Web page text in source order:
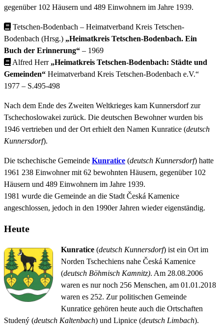
gegenüber 102 Häusern und 489 Einwohnern im Jahre 1939.
Tetschen-Bodenbach – Heimatverband Kreis Tetschen-
Bodenbach (Hrsg.) „Heimatkreis Tetschen-Bodenbach. Ein
Buch der Erinnerung“ – 1969
Alfred Herr „Heimatkreis Tetschen-Bodenbach: Städte und
Gemeinden“ Heimatverband Kreis Tetschen-Bodenbach e.V.“
1977 – S.495-498
Nach dem Ende des Zweiten Weltkrieges kam Kunnersdorf zur
Tschechoslowakei zurück. Die deutschen Bewohner wurden bis
1946 vertrieben und der Ort erhielt den Namen Kunratice (deutsch
Kunnersdorf).
Die tschechische Gemeinde Kunratice (deutsch Kunnersdorf) hatte
1961 238 Einwohner mit 62 bewohnten Häusern, gegenüber 102
Häusern und 489 Einwohnern im Jahre 1939.
1981 wurde die Gemeinde an die Stadt Česká Kamenice
angeschlossen, jedoch in den 1990er Jahren wieder eigenständig.
Heute
Kunratice (deutsch Kunnersdorf) ist ein Ort im
Norden Tschechiens nahe Česká Kamenice
(deutsch Böhmisch Kamnitz). Am 28.08.2006
waren es nur noch 256 Menschen, am 01.01.2018
waren es 252. Zur politischen Gemeinde
Kunratice gehören heute auch die Ortschaften
Studený (deutsch Kaltenbach) und Lipnice (deutsch Limbach).